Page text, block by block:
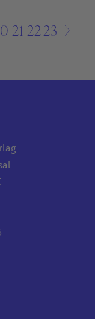
21 2223 →